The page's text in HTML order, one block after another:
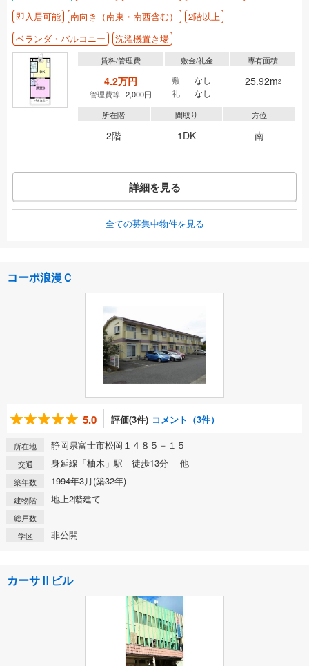
即入居可能
南向き（南東・南西含む）
2階以上
ベランダ・バルコニー
洗濯機置き場
賃料/管理費
4.2万円
管理費等 2,000円
敷金/礼金
敷
なし
礼
なし
専有面積
25.92m2
所在階
2階
間取り
1DK
方位
南
詳細を見る
全ての募集中物件を見る
コーポ浪漫Ｃ
5.0 評価(3件) コメント（3件）
所在地 静岡県富士市松岡１４８５－１５
交通 身延線「柚木」駅 徒歩13分 他
築年数 1994年3月(築32年)
建物階 地上2階建て
総戸数 -
学区 非公開
カーサⅡビル